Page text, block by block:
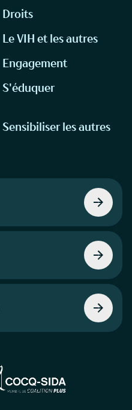
Droits
Le VIH et les autres
Engagement
S'éduquer
Sensibiliser les autres